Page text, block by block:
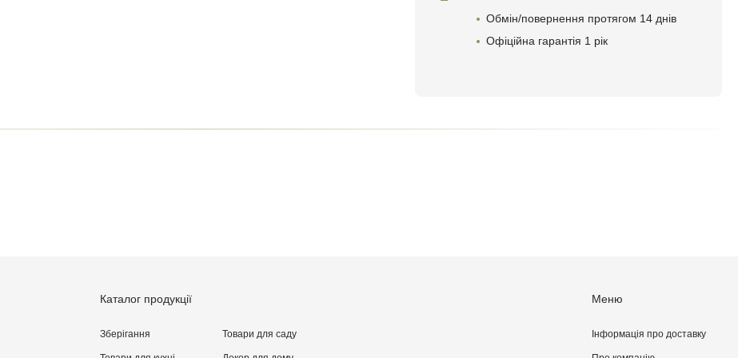
Обмін/повернення протягом 14 днів
Офіційна гарантія 1 рік
Каталог продукції
Зберігання Товари для саду
Меню
Інформація про доставку